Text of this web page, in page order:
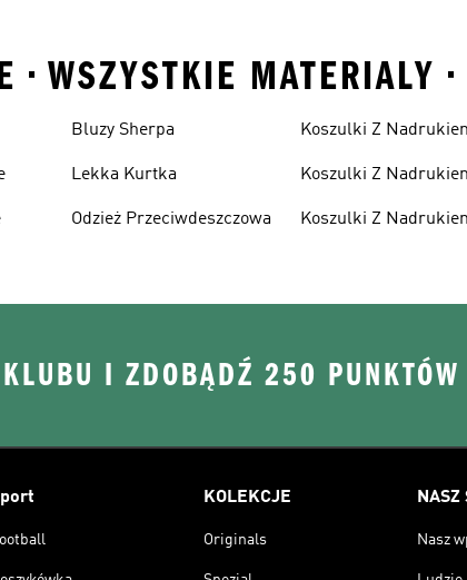
• WSZYSTKIE MATERIALY
Bluzy Sherpa
Lekka Kurtka
Odzież Przeciwdeszczowa
Koszulki Z
Koszulki Z
Koszulki Z
I ZDOBĄDŹ 250 PUNKTÓW
KOLEKCJE
Originals
NASZ
Nasz